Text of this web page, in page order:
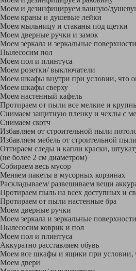
Моем и дезинфицируем ванную/
Моем краны и душевые лейки
Моем мыльницу и стаканы под щетки
Моем дверные ручки и замок
Моем зеркала и зеркальные поверхности
Пылесосим пол
Моем пол и плинтуса
Моем розетки/ выключатели
Моем шкафы внутри при условии, что
Моем шкафы сверху
Моем настенный кафель
Протираем от пыли все мелкие и
Снимаем защитную пленку и чехлы с
Снимаем скотч
Избавляем от строительной пыли
Избавляем мебель от строительной пыли
Оттираем следы и капли краски,
(не более 2 см диаметром)
Собираем весь мусор
Меняем пакеты в мусорных корзинах
Раскладываем/ развешиваем вещи
Протираем пыль на всех доступных и
Протираем от пыли настенные бра
Моем дверные ручки
Моем зеркала и зеркальные поверхности
Пылесосим коврик и пол
Моем пол и плинтуса
Аккуратно расставляем обувь
Моем все шкафы и ящики при условии,
Моем двери